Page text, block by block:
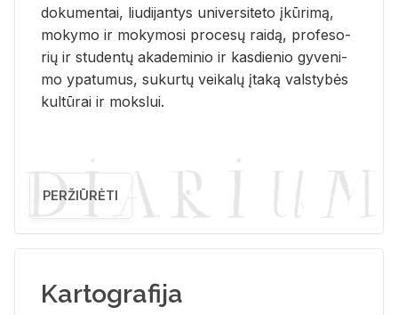
do­ku­men­tai, liu­di­jan­tys uni­ver­si­te­to įkū­ri­mą,
mo­ky­mo ir mo­ky­mo­si pro­ce­sų rai­dą, pro­fe­so­
rių ir stu­den­tų aka­de­mi­nio ir kas­die­nio gy­ve­ni­
mo ypa­tu­mus, su­kur­tų vei­ka­lų įta­ką vals­ty­bės
kul­tū­rai ir moks­lui.
PERŽIŪRĖTI
Kartografija